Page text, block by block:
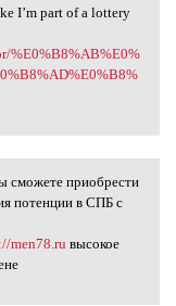
like
I’m part of a lottery
%E0%B8%AB%E0%
вы
сможете приобрести
потенции в СПБ с
men78.ru высокое